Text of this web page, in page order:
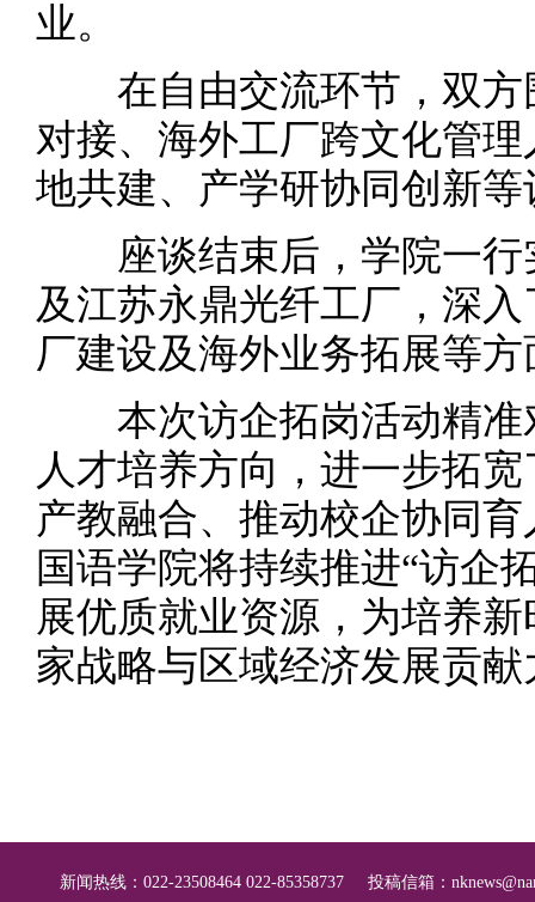
业。
在自由交流环节，双方
对接、海外工厂跨文化管
地共建、产学研协同创新
座谈结束后，学院一行
及江苏永鼎光纤工厂，深
厂建设及海外业务拓展等
本次访企拓岗活动精准
人才培养方向，进一步拓
产教融合、推动校企协同
国语学院将持续推进“访企
展优质就业资源，为培养
家战略与区域经济发展贡献
新闻热线：022-23508464 022-85358737 投稿信箱：